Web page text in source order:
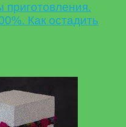
Как остадить